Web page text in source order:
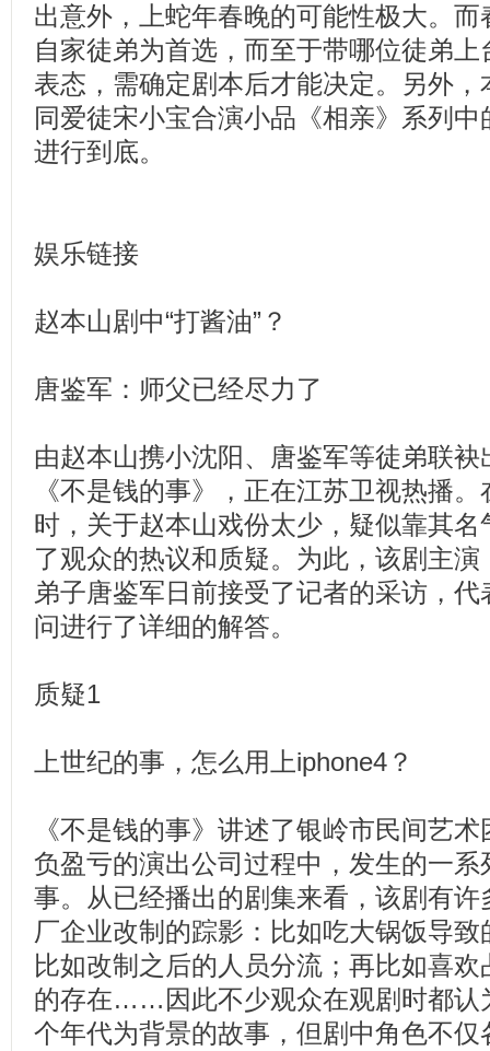
出意外，上蛇年春晚的可能性极大。
自家徒弟为首选，而至于带哪位徒弟
表态，需确定剧本后才能决定。另外
同爱徒宋小宝合演小品《相亲》系列
进行到底。
娱乐链接
赵本山剧中“打酱油”？
唐鉴军：师父已经尽力了
由赵本山携小沈阳、唐鉴军等徒弟联
《不是钱的事》，正在江苏卫视热播
时，关于赵本山戏份太少，疑似靠其
了观众的热议和质疑。为此，该剧主
弟子唐鉴军日前接受了记者的采访，
问进行了详细的解答。
质疑1
上世纪的事，怎么用上iphone4？
《不是钱的事》讲述了银岭市民间艺
负盈亏的演出公司过程中，发生的一
事。从已经播出的剧集来看，该剧有
厂企业改制的踪影：比如吃大锅饭导
比如改制之后的人员分流；再比如喜
的存在……因此不少观众在观剧时都认
个年代为背景的故事，但剧中角色不